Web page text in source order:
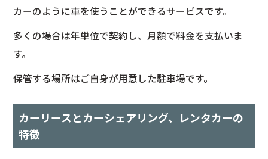
カーのように車を使うことができるサービスです。
多くの場合は年単位で契約し、月額で料金を支払いま
す。
保管する場所はご自身が用意した駐車場です。
カーリースとカーシェアリング、レンタカーの
特徴